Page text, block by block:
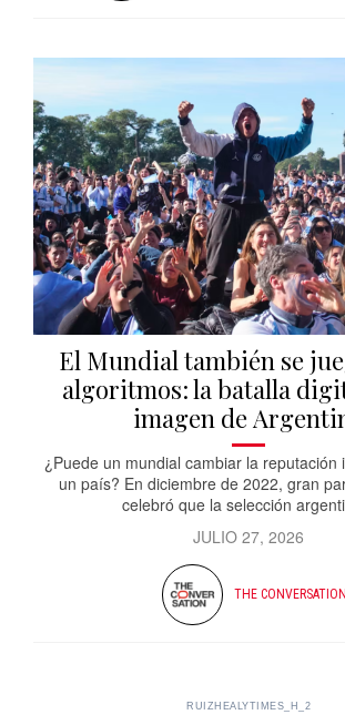
El Mundial también se
algoritmos: la batalla
imagen de
¿Puede un mundial cambiar la reputación
un país? En diciembre de 2022, gran
celebró que la selección
JULIO 27, 2026
THE CONVERSATION
RUIZHEALYTIMES_H_2